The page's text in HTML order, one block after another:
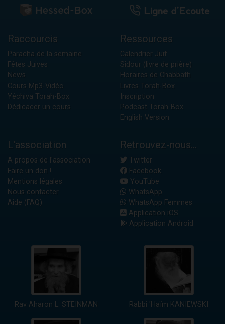
Raccourcis
Paracha de la semaine
Fêtes Juives
News
Cours Mp3-Vidéo
Yéchiva Torah-Box
Dédicacer un cours
Ressources
Calendrier Juif
Sidour (livre de prière)
Horaires de Chabbath
Livres Torah-Box
Inscription
Podcast Torah-Box
English Version
L'association
A propos de l'association
Faire un don !
Mentions légales
Nous contacter
Aide (FAQ)
Retrouvez-nous...
Twitter
Facebook
YouTube
WhatsApp
WhatsApp Femmes
Application iOS
Application Android
Rav Aharon L. STEINMAN Rabbi 'Haïm KANIEWSKI